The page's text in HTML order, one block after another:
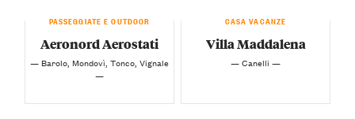
PASSEGGIATE E OUTDOOR
Aeronord Aerostati
— Barolo, Mondovì, Tonco, Vignale
—
CASA VACANZE
Villa Maddalena
— Canelli —